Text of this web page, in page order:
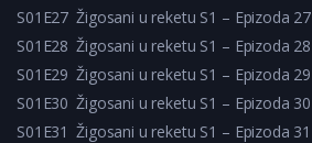
S01E27 Žigosani u reketu S1 – Epizoda 27
S01E28 Žigosani u reketu S1 – Epizoda 28
S01E29 Žigosani u reketu S1 – Epizoda 29
S01E30 Žigosani u reketu S1 – Epizoda 30
S01E31 Žigosani u reketu S1 – Epizoda 31